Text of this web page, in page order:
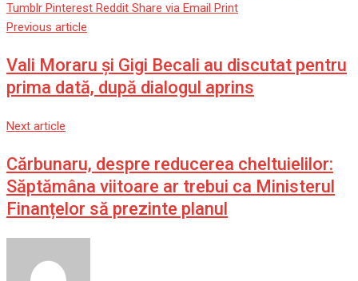
Tumblr Pinterest Reddit Share via Email Print
Previous article
Vali Moraru și Gigi Becali au discutat pentru
prima dată, după dialogul aprins
Next article
Cărbunaru, despre reducerea cheltuielilor:
Săptămâna viitoare ar trebui ca Ministerul
Finanțelor să prezinte planul